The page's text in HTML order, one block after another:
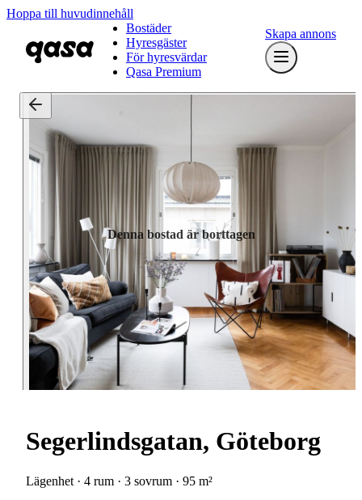
Hoppa till huvudinnehåll
Bostäder
Hyresgäster
För hyresvärdar
Qasa Premium
Skapa annons
Denna bostad är borttagen
Segerlindsgatan, Göteborg
Lägenhet · 4 rum · 3 sovrum · 95 m²